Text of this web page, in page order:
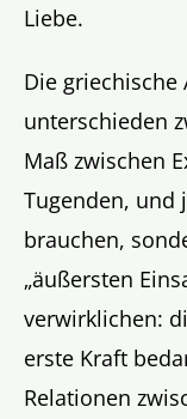
Liebe.
Die
unterschieden
Maß zwischen
Tugenden, und
brauchen,
„äußersten
verwirklichen:
erste Kraft
Relationen